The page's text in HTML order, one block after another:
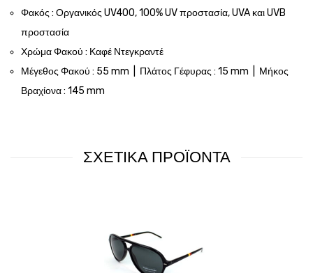
Φακός : Οργανικός UV400, 100% UV προστασία, UVA και UVB
προστασία
Χρώμα Φακού : Καφέ Ντεγκραντέ
Μέγεθος Φακού : 55 mm | Πλάτος Γέφυρας : 15 mm | Μήκος
Βραχίονα : 145 mm
ΣΧΕΤΙΚΑ ΠΡΟΪΟΝΤΑ